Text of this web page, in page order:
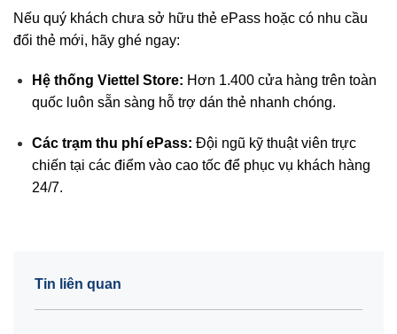
Nếu quý khách chưa sở hữu thẻ ePass hoặc có nhu cầu
đổi thẻ mới, hãy ghé ngay:
Hệ thống Viettel Store: Hơn 1.400 cửa hàng trên toàn
quốc luôn sẵn sàng hỗ trợ dán thẻ nhanh chóng.
Các trạm thu phí ePass: Đội ngũ kỹ thuật viên trực
chiến tại các điểm vào cao tốc để phục vụ khách hàng
24/7.
Tin liên quan